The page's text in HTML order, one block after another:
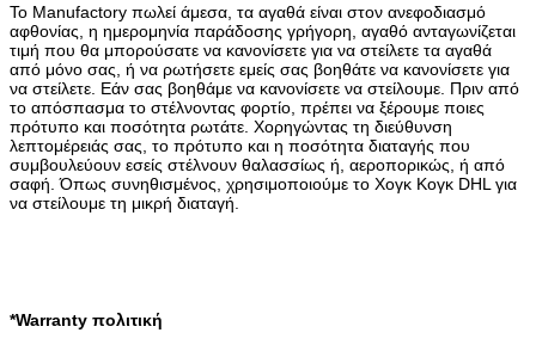
Το Manufactory πωλεί άμεσα, τα αγαθά είναι στον ανεφοδιασμό
αφθονίας, η ημερομηνία παράδοσης γρήγορη, αγαθό ανταγωνίζεται
τιμή που θα μπορούσατε να κανονίσετε για να στείλετε τα αγαθά
από μόνο σας, ή να ρωτήσετε εμείς σας βοηθάτε να κανονίσετε για
να στείλετε. Εάν σας βοηθάμε να κανονίσετε να στείλουμε. Πριν από
το απόσπασμα το στέλνοντας φορτίο, πρέπει να ξέρουμε ποιες
πρότυπο και ποσότητα ρωτάτε. Χορηγώντας τη διεύθυνση
λεπτομέρειάς σας, το πρότυπο και η ποσότητα διαταγής που
συμβουλεύουν εσείς στέλνουν θαλασσίως ή, αεροπορικώς, ή από
σαφή. Όπως συνηθισμένος, χρησιμοποιούμε το Χογκ Κογκ DHL για
να στείλουμε τη μικρή διαταγή.
*Warranty πολιτική